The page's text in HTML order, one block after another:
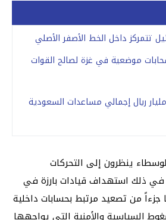
موضعية في غزة لصالح القوات
سلمان للإغاثة: 1.8 مليار ريال إجمالي مساعدات السعودية
ينظرون إلى التحركات
في ذلك استهداف قيادات بارزة في
جزءاً من تصعيد مرتبط بحسابات داخلية
السياسية والأمنية التي يواجهها